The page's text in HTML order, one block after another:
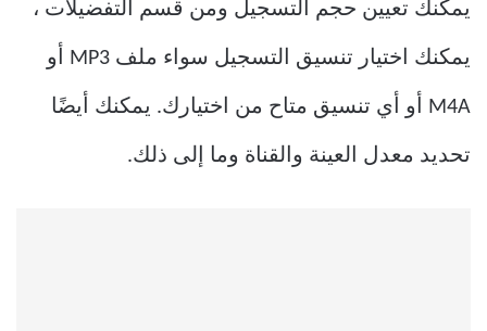
يمكنك تعيين حجم التسجيل ومن قسم التفضيلات ،
يمكنك اختيار تنسيق التسجيل سواء ملف MP3 أو
M4A أو أي تنسيق متاح من اختيارك. يمكنك أيضًا
تحديد معدل العينة والقناة وما إلى ذلك.